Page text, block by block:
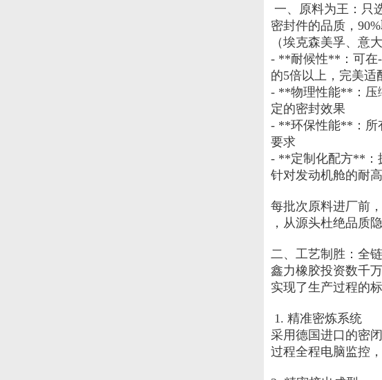
一、原料为王：只
密封件的品质，
（埃克森美孚、意
- **耐候性**：可在-
的5倍以上，完美
- **物理性能**：压
定的密封效果
- **环保性能**：所
要求
- **定制化配方**：
针对发动机舱的耐
每批次原料进厂前
，从源头杜绝品质隐
二、工艺制胜：全
鑫力橡胶投资数千
实现了生产过程的
1. 精准密炼系统
采用德国进口的密
过程全程电脑监控